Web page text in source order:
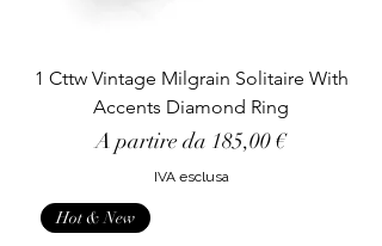
1 Cttw Vintage Milgrain Solitaire With
Accents Diamond Ring
A partire da 185,00 €
Prezzo scontato
IVA esclusa
Hot & New